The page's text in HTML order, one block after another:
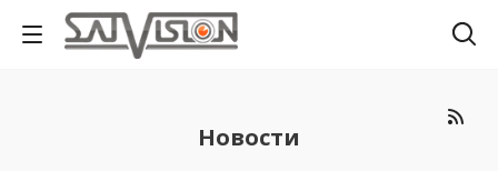
Новости